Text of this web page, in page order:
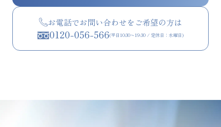
お電話でお問い合わせをご希望の方は
0120-056-566(平日10:30〜19:30 / 定休日：水曜日)